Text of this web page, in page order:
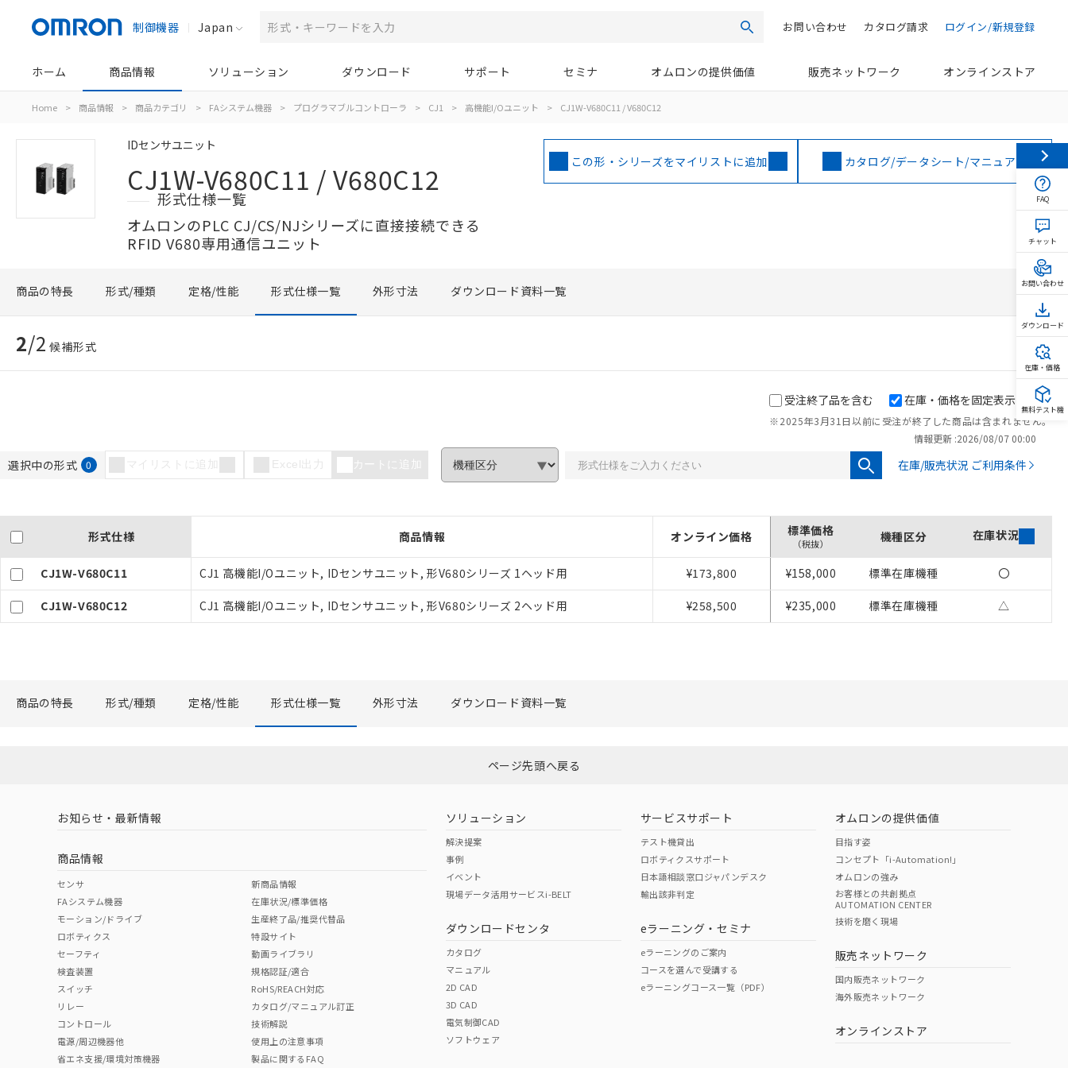
制御機器 Japan 検索 ログイン/新規登録
カタログ請求
お問い合わせ
ホーム 商品情報 ソリューション ダウンロード サポート セミナ オムロンの提供価値 販売ネットワーク オンラインストア
Home > 商品情報 > 商品カテゴリ > FAシステム機器 > プログラマブルコントローラ > CJ1 > 高機能I/Oユニット > CJ1W-V680C11 / V680C12
IDセンサユニット
CJ1W-V680C11 / V680C12
形式仕様一覧
オムロンのPLC CJ/CS/NJシリーズに直接接続できる
RFID V680専用通信ユニット
この形・シリーズをマイリストに追加 カタログ/データシート/マニュアル
商品の特長 形式/種類 定格/性能 形式仕様一覧 外形寸法 ダウンロード資料一覧
2/2 候補形式
受注終了品を含む
※2025年3月31日以前に受注が終了した商品は含まれません。
在庫・価格を固定表示
選択中の形式 0 マイリストに追加 Excel出力 カートに追加
情報更新 :2026/08/07 00:00
在庫/販売状況 ご利用条件
形式仕様 商品情報 オンライン価格 標準価格
（税抜） 機種区分 在庫状況
CJ1W-V680C11 CJ1 高機能I/Oユニット, IDセンサユニット, 形V680シリーズ 1ヘッド用 ¥173,800 ¥158,000 標準在庫機種 〇
CJ1W-V680C12 CJ1 高機能I/Oユニット, IDセンサユニット, 形V680シリーズ 2ヘッド用 ¥258,500 ¥235,000 標準在庫機種 △
商品の特長 形式/種類 定格/性能 形式仕様一覧 外形寸法 ダウンロード資料一覧
ページ先頭へ戻る
お知らせ・最新情報
商品情報
センサ
FAシステム機器
モーション/ドライブ
ロボティクス
セーフティ
検査装置
スイッチ
リレー
コントロール
電源/周辺機器他
省エネ支援/環境対策機器
新商品情報
在庫状況/標準価格
生産終了品/推奨代替品
特設サイト
動画ライブラリ
規格認証/適合
RoHS/REACH対応
カタログ/マニュアル訂正
技術解説
使用上の注意事項
製品に関するFAQ
ソリューション
解決提案
事例
イベント
現場データ活用サービスi-BELT
ダウンロードセンタ
カタログ
マニュアル
2D CAD
3D CAD
電気制御CAD
ソフトウェア
サービスサポート
テスト機貸出
ロボティクスサポート
日本語相談窓口ジャパンデスク
輸出該非判定
eラーニング・セミナ
eラーニングのご案内
コースを選んで受講する
eラーニングコース一覧（PDF）
オムロンの提供価値
目指す姿
コンセプト「i-Automation!」
オムロンの強み
お客様との共創拠点
AUTOMATION CENTER
技術を磨く現場
販売ネットワーク
国内販売ネットワーク
海外販売ネットワーク
オンラインストア
FAQ
チャット
お問い合わせ
ダウンロード
在庫・価格
無料テスト機
記
説明
△ 一定数には満たないが在庫あり
－
在庫なし(最新の在庫状況については、お客様のお取引先、またはお客様担当のオムロン制御
以下の条件をお読みいただき、同意のうえご利用ください。
本サービスは、当社制御機器事業取扱商品の当社在庫状況および標準価格(税抜)を提供させていただ
くものです。
当社制御機器事業取扱商品の中には、本サービスの対象外となる商品もあることをご了承ください。
在庫状況および標準価格照会結果は、記載している更新日時点での社内データに基づき作成されるも
オムロン制御機器販売店や当社販売拠点は「販売ネットワーク
在庫状況および標準価格結果を当社の事前の承諾なく第三者に漏洩または開示しないようお願いしま
マイパーツ機能（部品リスト作成サービス）をご利用いただくには、I-Webメンバーズにご登録され
が、当社の製品・サービスに関するお客様との取引・商談に必要な範囲で利用することをご了承くだ
"個人情報の共同利用に関して"
の「1.共同利用者の範囲」に記載されて